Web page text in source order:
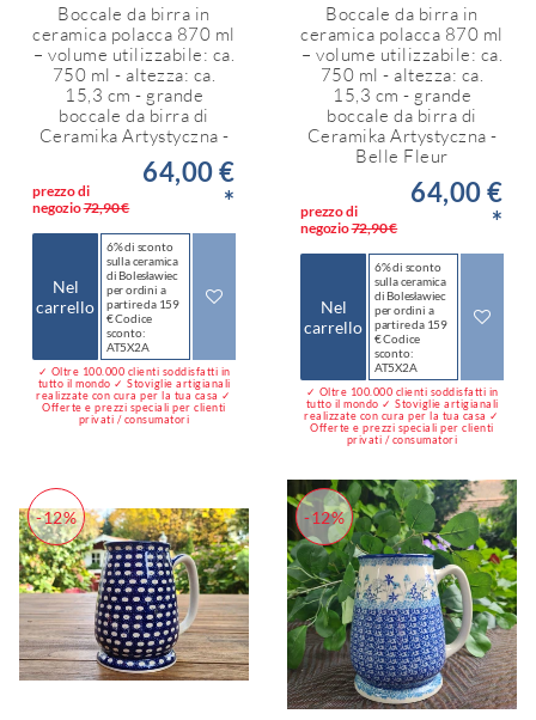
Boccale da birra in
ceramica polacca 870 ml
– volume utilizzabile: ca.
750 ml - altezza: ca.
15,3 cm - grande
boccale da birra di
Ceramika Artystyczna -
prezzo di
negozio72,90 €
64,00 €
*
Nel
carrello
6% di sconto
sulla ceramica
di Bolesławiec
per ordini a
partire da 159
€ Codice
sconto:
AT5X2A
✓ Oltre 100.000 clienti soddisfatti in
tutto il mondo ✓ Stoviglie artigianali
realizzate con cura per la tua casa ✓
Offerte e prezzi speciali per clienti
privati / consumatori
Boccale da birra in
ceramica polacca 870 ml
– volume utilizzabile: ca.
750 ml - altezza: ca.
15,3 cm - grande
boccale da birra di
Ceramika Artystyczna -
Belle Fleur
prezzo di
negozio72,90 €
64,00 €
*
Nel
carrello
6% di sconto
sulla ceramica
di Bolesławiec
per ordini a
partire da 159
€ Codice
sconto:
AT5X2A
✓ Oltre 100.000 clienti soddisfatti in
tutto il mondo ✓ Stoviglie artigianali
realizzate con cura per la tua casa ✓
Offerte e prezzi speciali per clienti
privati / consumatori
-12% -12%